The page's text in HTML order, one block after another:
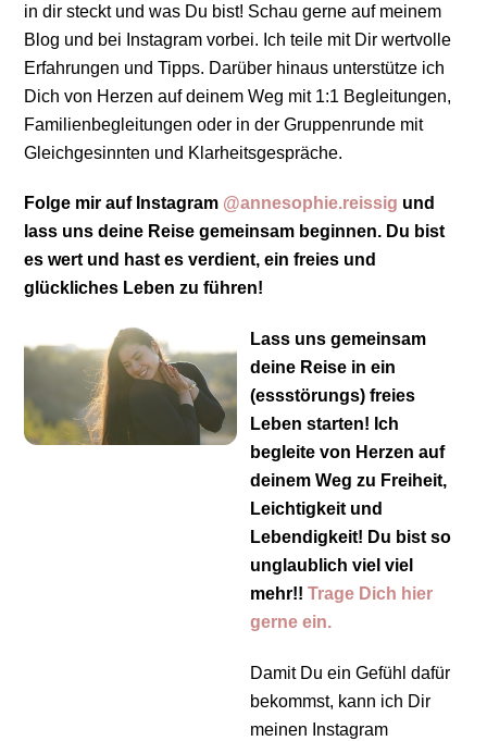
in dir steckt und was Du bist! Schau gerne auf meinem
Blog und bei Instagram vorbei. Ich teile mit Dir wertvolle
Erfahrungen und Tipps. Darüber hinaus unterstütze ich
Dich von Herzen auf deinem Weg mit 1:1 Begleitungen,
Familienbegleitungen oder in der Gruppenrunde mit
Gleichgesinnten und Klarheitsgespräche.
Folge mir auf Instagram @annesophie.reissig und
lass uns deine Reise gemeinsam beginnen. Du bist
es wert und hast es verdient, ein freies und
glückliches Leben zu führen!
Lass uns gemeinsam
deine Reise in ein
(essstörungs) freies
Leben starten! Ich
begleite von Herzen auf
deinem Weg zu Freiheit,
Leichtigkeit und
Lebendigkeit! Du bist so
unglaublich viel viel
mehr!!Trage Dich hier
gerne ein.
Damit Du ein Gefühl dafür
bekommst, kann ich Dir
meinen Instagram